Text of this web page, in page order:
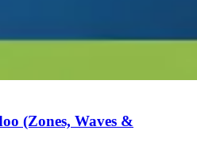
(Zones, Waves &